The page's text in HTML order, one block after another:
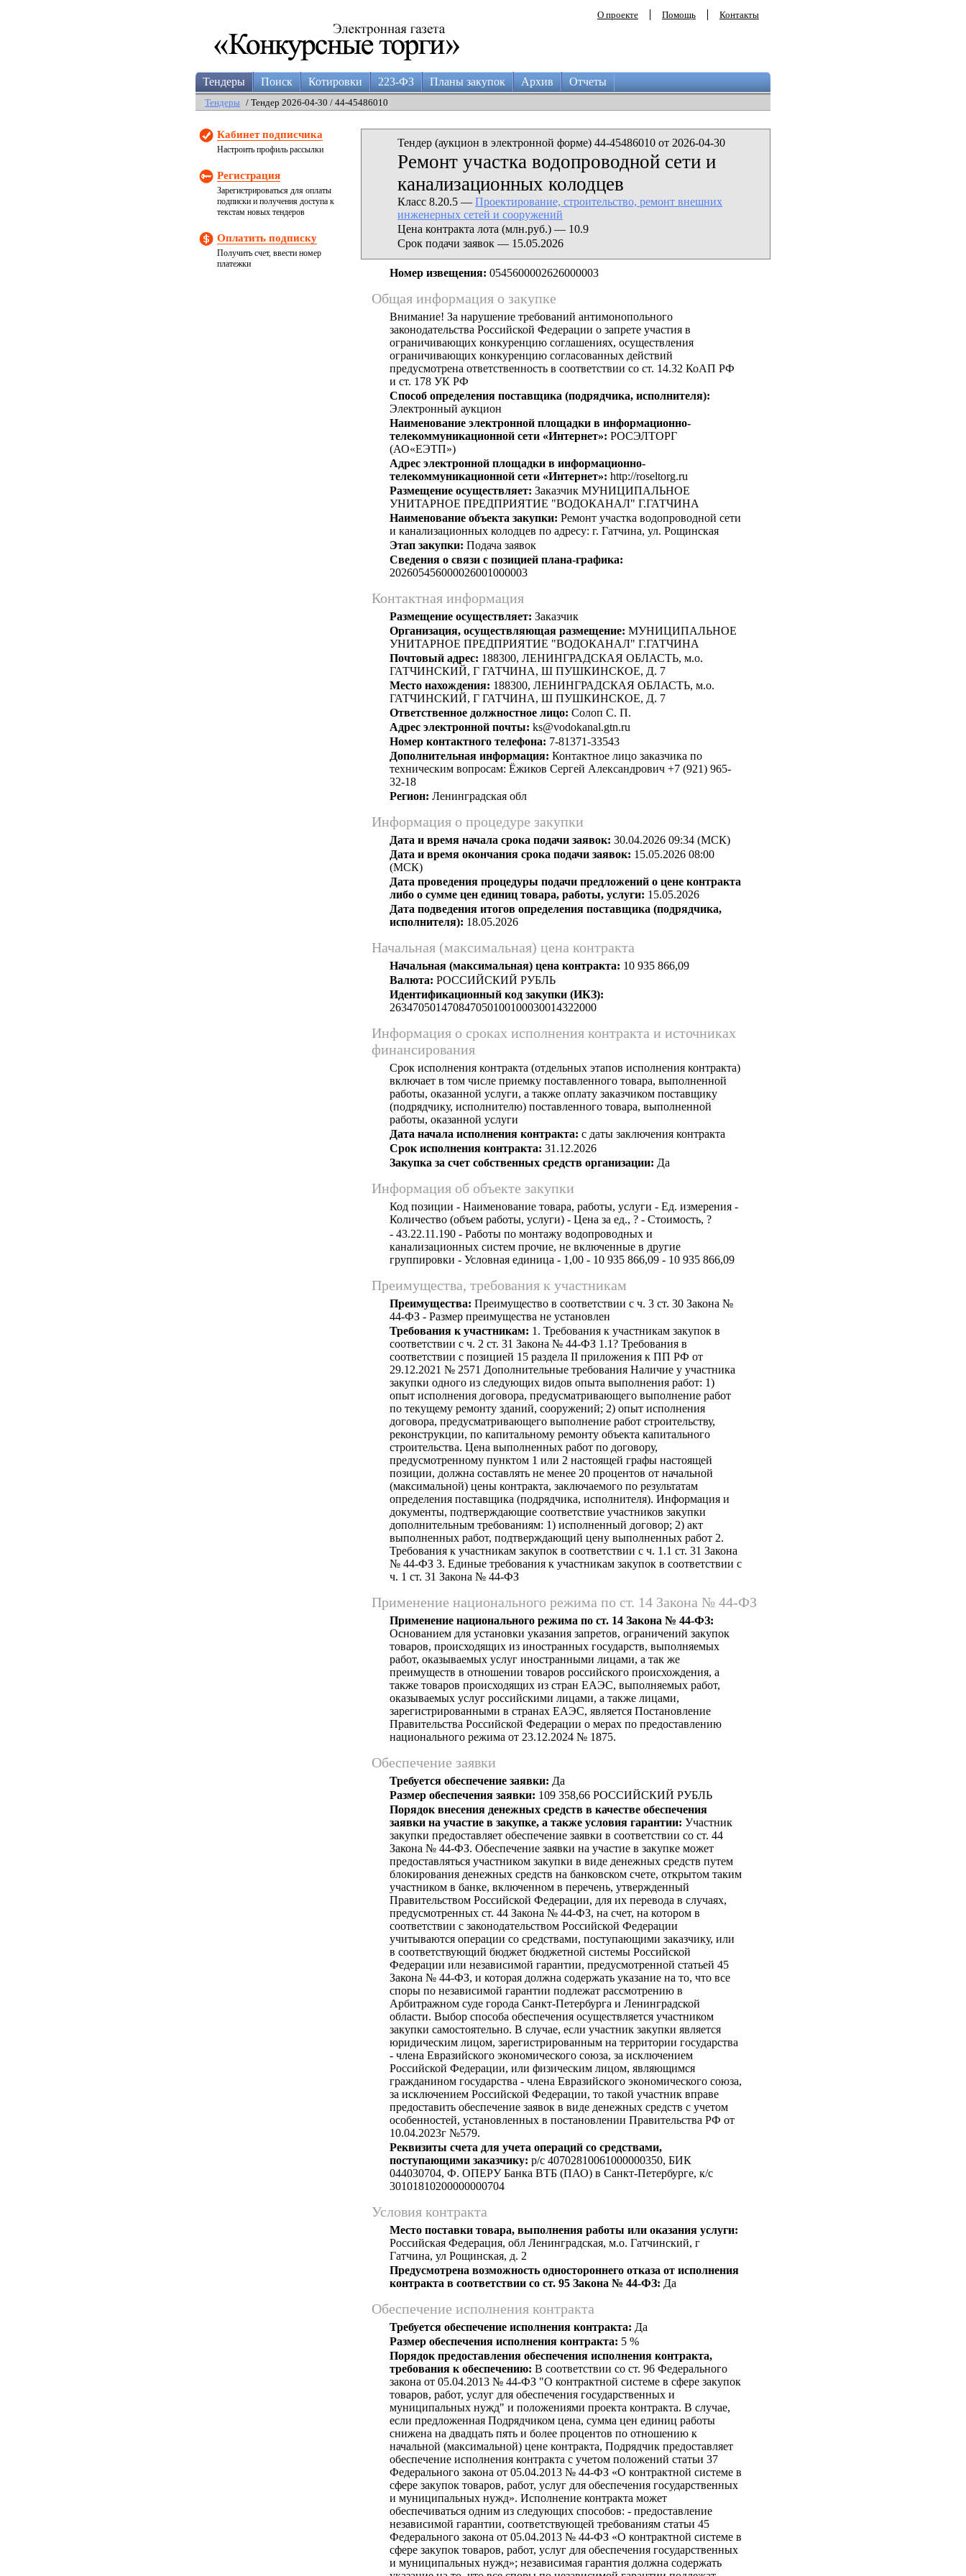
О проекте Помощь Контакты
Тендеры Поиск Котировки 223-ФЗ Планы закупок Архив Отчеты
Тендеры / Тендер 2026-04-30 / 44-45486010
Кабинет подписчика
Настроить профиль рассылки
Регистрация
Зарегистрироваться для оплаты
подписки и получения доступа к
текстам новых тендеров
Оплатить подписку
Получить счет, ввести номер
платежки
Тендер (аукцион в электронной форме) 44-45486010 от 2026-04-30
Ремонт участка водопроводной сети и
канализационных колодцев
Класс 8.20.5 — Проектирование, строительство, ремонт внешних
инженерных сетей и сооружений
Цена контракта лота (млн.руб.) — 10.9
Срок подачи заявок — 15.05.2026
Номер извещения: 0545600002626000003
Общая информация о закупке
Внимание! За нарушение требований антимонопольного
законодательства Российской Федерации о запрете участия в
ограничивающих конкуренцию соглашениях, осуществления
ограничивающих конкуренцию согласованных действий
предусмотрена ответственность в соответствии со ст. 14.32 КоАП РФ
и ст. 178 УК РФ
Способ определения поставщика (подрядчика, исполнителя):
Электронный аукцион
Наименование электронной площадки в информационно-
телекоммуникационной сети «Интернет»: РОСЭЛТОРГ
(АО«ЕЭТП»)
Адрес электронной площадки в информационно-
телекоммуникационной сети «Интернет»: http://roseltorg.ru
Размещение осуществляет: Заказчик МУНИЦИПАЛЬНОЕ
УНИТАРНОЕ ПРЕДПРИЯТИЕ "ВОДОКАНАЛ" Г.ГАТЧИНА
Наименование объекта закупки: Ремонт участка водопроводной сети
и канализационных колодцев по адресу: г. Гатчина, ул. Рощинская
Этап закупки: Подача заявок
Сведения о связи с позицией плана-графика:
202605456000026001000003
Контактная информация
Размещение осуществляет: Заказчик
Организация, осуществляющая размещение: МУНИЦИПАЛЬНОЕ
УНИТАРНОЕ ПРЕДПРИЯТИЕ "ВОДОКАНАЛ" Г.ГАТЧИНА
Почтовый адрес: 188300, ЛЕНИНГРАДСКАЯ ОБЛАСТЬ, м.о.
ГАТЧИНСКИЙ, Г ГАТЧИНА, Ш ПУШКИНСКОЕ, Д. 7
Место нахождения: 188300, ЛЕНИНГРАДСКАЯ ОБЛАСТЬ, м.о.
ГАТЧИНСКИЙ, Г ГАТЧИНА, Ш ПУШКИНСКОЕ, Д. 7
Ответственное должностное лицо: Солоп С. П.
Адрес электронной почты: ks@vodokanal.gtn.ru
Номер контактного телефона: 7-81371-33543
Дополнительная информация: Контактное лицо заказчика по
техническим вопросам: Ёжиков Сергей Александрович +7 (921) 965-
32-18
Регион: Ленинградская обл
Информация о процедуре закупки
Дата и время начала срока подачи заявок: 30.04.2026 09:34 (МСК)
Дата и время окончания срока подачи заявок: 15.05.2026 08:00
(МСК)
Дата проведения процедуры подачи предложений о цене контракта
либо о сумме цен единиц товара, работы, услуги: 15.05.2026
Дата подведения итогов определения поставщика (подрядчика,
исполнителя): 18.05.2026
Начальная (максимальная) цена контракта
Начальная (максимальная) цена контракта: 10 935 866,09
Валюта: РОССИЙСКИЙ РУБЛЬ
Идентификационный код закупки (ИКЗ):
263470501470847050100100030014322000
Информация о сроках исполнения контракта и источниках
финансирования
Срок исполнения контракта (отдельных этапов исполнения контракта)
включает в том числе приемку поставленного товара, выполненной
работы, оказанной услуги, а также оплату заказчиком поставщику
(подрядчику, исполнителю) поставленного товара, выполненной
работы, оказанной услуги
Дата начала исполнения контракта: с даты заключения контракта
Срок исполнения контракта: 31.12.2026
Закупка за счет собственных средств организации: Да
Информация об объекте закупки
Код позиции - Наименование товара, работы, услуги - Ед. измерения -
Количество (объем работы, услуги) - Цена за ед., ? - Стоимость, ?
- 43.22.11.190 - Работы по монтажу водопроводных и
канализационных систем прочие, не включенные в другие
группировки - Условная единица - 1,00 - 10 935 866,09 - 10 935 866,09
Преимущества, требования к участникам
Преимущества: Преимущество в соответствии с ч. 3 ст. 30 Закона №
44-ФЗ - Размер преимущества не установлен
Требования к участникам: 1. Требования к участникам закупок в
соответствии с ч. 2 ст. 31 Закона № 44-ФЗ 1.1? Требования в
соответствии с позицией 15 раздела II приложения к ПП РФ от
29.12.2021 № 2571 Дополнительные требования Наличие у участника
закупки одного из следующих видов опыта выполнения работ: 1)
опыт исполнения договора, предусматривающего выполнение работ
по текущему ремонту зданий, сооружений; 2) опыт исполнения
договора, предусматривающего выполнение работ строительству,
реконструкции, по капитальному ремонту объекта капитального
строительства. Цена выполненных работ по договору,
предусмотренному пунктом 1 или 2 настоящей графы настоящей
позиции, должна составлять не менее 20 процентов от начальной
(максимальной) цены контракта, заключаемого по результатам
определения поставщика (подрядчика, исполнителя). Информация и
документы, подтверждающие соответствие участников закупки
дополнительным требованиям: 1) исполненный договор; 2) акт
выполненных работ, подтверждающий цену выполненных работ 2.
Требования к участникам закупок в соответствии с ч. 1.1 ст. 31 Закона
№ 44-ФЗ 3. Единые требования к участникам закупок в соответствии с
ч. 1 ст. 31 Закона № 44-ФЗ
Применение национального режима по ст. 14 Закона № 44-ФЗ
Применение национального режима по ст. 14 Закона № 44-ФЗ:
Основанием для установки указания запретов, ограничений закупок
товаров, происходящих из иностранных государств, выполняемых
работ, оказываемых услуг иностранными лицами, а так же
преимуществ в отношении товаров российского происхождения, а
также товаров происходящих из стран ЕАЭС, выполняемых работ,
оказываемых услуг российскими лицами, а также лицами,
зарегистрированными в странах ЕАЭС, является Постановление
Правительства Российской Федерации о мерах по предоставлению
национального режима от 23.12.2024 № 1875.
Обеспечение заявки
Требуется обеспечение заявки: Да
Размер обеспечения заявки: 109 358,66 РОССИЙСКИЙ РУБЛЬ
Порядок внесения денежных средств в качестве обеспечения
заявки на участие в закупке, а также условия гарантии: Участник
закупки предоставляет обеспечение заявки в соответствии со ст. 44
Закона № 44-ФЗ. Обеспечение заявки на участие в закупке может
предоставляться участником закупки в виде денежных средств путем
блокирования денежных средств на банковском счете, открытом таким
участником в банке, включенном в перечень, утвержденный
Правительством Российской Федерации, для их перевода в случаях,
предусмотренных ст. 44 Закона № 44-ФЗ, на счет, на котором в
соответствии с законодательством Российской Федерации
учитываются операции со средствами, поступающими заказчику, или
в соответствующий бюджет бюджетной системы Российской
Федерации или независимой гарантии, предусмотренной статьей 45
Закона № 44-ФЗ, и которая должна содержать указание на то, что все
споры по независимой гарантии подлежат рассмотрению в
Арбитражном суде города Санкт-Петербурга и Ленинградской
области. Выбор способа обеспечения осуществляется участником
закупки самостоятельно. В случае, если участник закупки является
юридическим лицом, зарегистрированным на территории государства
- члена Евразийского экономического союза, за исключением
Российской Федерации, или физическим лицом, являющимся
гражданином государства - члена Евразийского экономического союза,
за исключением Российской Федерации, то такой участник вправе
предоставить обеспечение заявок в виде денежных средств с учетом
особенностей, установленных в постановлении Правительства РФ от
10.04.2023г №579.
Реквизиты счета для учета операций со средствами,
поступающими заказчику: p/c 40702810061000000350, БИК
044030704, Ф. ОПЕРУ Банка ВТБ (ПАО) в Санкт-Петербурге, к/c
30101810200000000704
Условия контракта
Место поставки товара, выполнения работы или оказания услуги:
Российская Федерация, обл Ленинградская, м.о. Гатчинский, г
Гатчина, ул Рощинская, д. 2
Предусмотрена возможность одностороннего отказа от исполнения
контракта в соответствии со ст. 95 Закона № 44-ФЗ: Да
Обеспечение исполнения контракта
Требуется обеспечение исполнения контракта: Да
Размер обеспечения исполнения контракта: 5 %
Порядок предоставления обеспечения исполнения контракта,
требования к обеспечению: В соответствии со ст. 96 Федерального
закона от 05.04.2013 № 44-ФЗ "О контрактной системе в сфере закупок
товаров, работ, услуг для обеспечения государственных и
муниципальных нужд" и положениями проекта контракта. В случае,
если предложенная Подрядчиком цена, сумма цен единиц работы
снижена на двадцать пять и более процентов по отношению к
начальной (максимальной) цене контракта, Подрядчик предоставляет
обеспечение исполнения контракта с учетом положений статьи 37
Федерального закона от 05.04.2013 № 44-ФЗ «О контрактной системе в
сфере закупок товаров, работ, услуг для обеспечения государственных
и муниципальных нужд». Исполнение контракта может
обеспечиваться одним из следующих способов: - предоставление
независимой гарантии, соответствующей требованиям статьи 45
Федерального закона от 05.04.2013 № 44-ФЗ «О контрактной системе в
сфере закупок товаров, работ, услуг для обеспечения государственных
и муниципальных нужд»; независимая гарантия должна содержать